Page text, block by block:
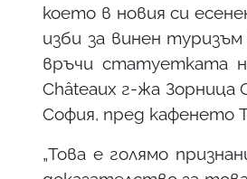
което в новия си
изби за винен
връчи статуетката
Châteaux г-жа
София, пред кафенето
„Това е голямо